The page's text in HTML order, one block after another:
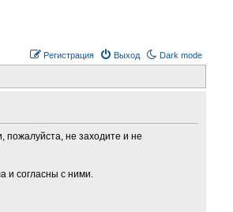
Dark mode
Выход
Регистрация
пожалуйста, не заходите и не
и согласны с ними.